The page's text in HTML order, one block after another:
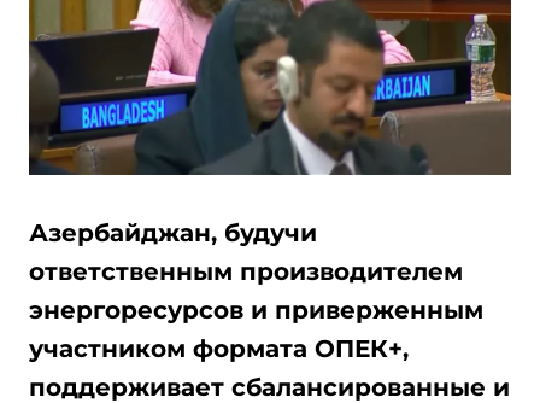
Азербайджан, будучи
ответственным производителем
энергоресурсов и приверженным
участником формата ОПЕК+,
поддерживает сбалансированные и